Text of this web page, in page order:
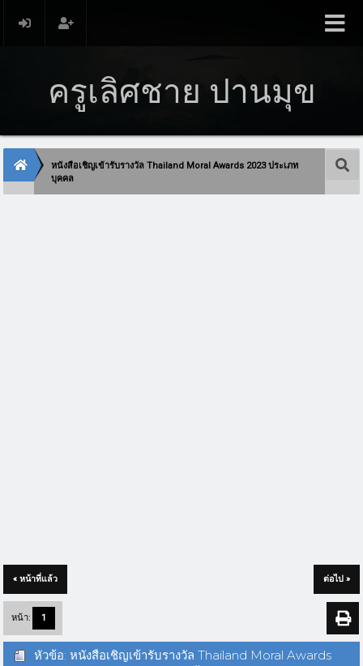
ครูเลิศชาย ปานมุข
หนังสือเชิญเข้ารับรางวัล Thailand Moral Awards 2023 ประเภท
บุคคล
« หน้าที่แล้ว ต่อไป »
หน้า: 1
หัวข้อ: หนังสือเชิญเข้ารับรางวัล Thailand Moral Awards